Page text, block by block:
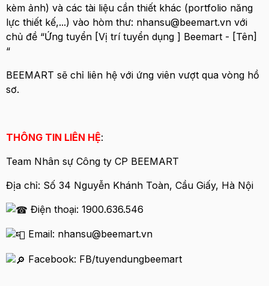
kèm ảnh) và các tài liệu cần thiết khác (portfolio năng
lực thiết kế,...) vào hòm thư: nhansu@beemart.vn với
chủ đề “Ứng tuyển [Vị trí tuyển dụng ] Beemart - [Tên]
“
BEEMART sẽ chỉ liên hệ với ứng viên vượt qua vòng hồ
sơ.
THÔNG TIN LIÊN HỆ:
Team Nhân sự Công ty CP BEEMART
Địa chỉ: Số 34 Nguyễn Khánh Toàn, Cầu Giấy, Hà Nội
Điện thoại: 1900.636.546
Email: nhansu@beemart.vn
Facebook: FB/tuyendungbeemart